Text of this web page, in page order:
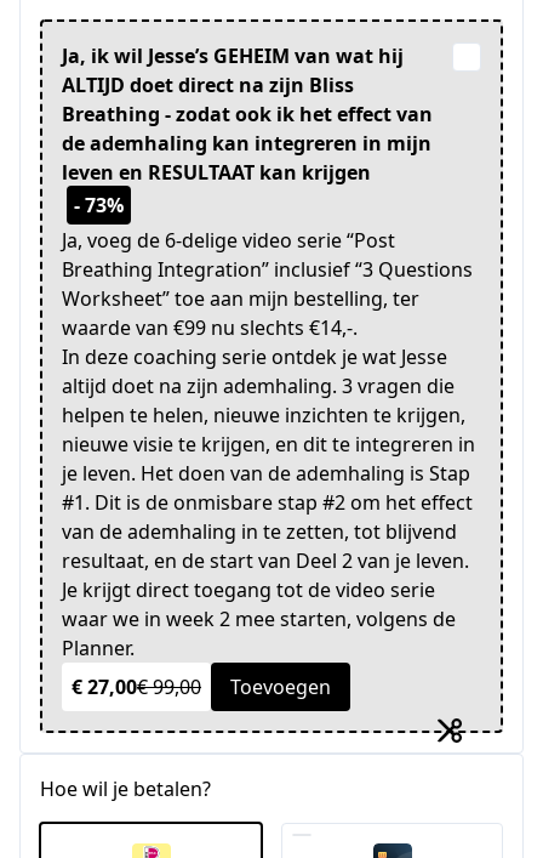
Ja, ik wil Jesse’s GEHEIM van wat hij
ALTIJD doet direct na zijn Bliss
Breathing - zodat ook ik het effect van
de ademhaling kan integreren in mijn
leven en RESULTAAT kan krijgen
- 73%
Ja, voeg de 6-delige video serie “Post
Breathing Integration” inclusief “3 Questions
Worksheet” toe aan mijn bestelling, ter
waarde van €99 nu slechts €14,-.
In deze coaching serie ontdek je wat Jesse
altijd doet na zijn ademhaling. 3 vragen die
helpen te helen, nieuwe inzichten te krijgen,
nieuwe visie te krijgen, en dit te integreren in
je leven. Het doen van de ademhaling is Stap
#1. Dit is de onmisbare stap #2 om het effect
van de ademhaling in te zetten, tot blijvend
resultaat, en de start van Deel 2 van je leven.
Je krijgt direct toegang tot de video serie
waar we in week 2 mee starten, volgens de
Planner.
€ 27,00€ 99,00 Toevoegen
Hoe wil je betalen?